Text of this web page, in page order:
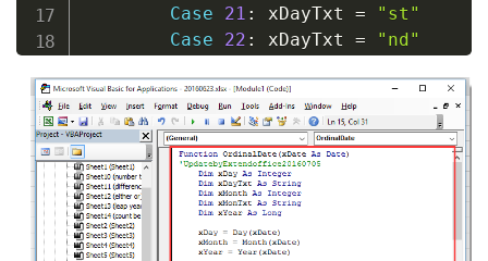
Case
21 : xDayTxt =
"st"
Case
22 : xDayTxt =
"nd"
Case 31: xDayTxt
"st"
Case
Else: xDayTxt
"th"
End Select
    xMonTxt
= Switch(
                     xMonth
                     xMonth